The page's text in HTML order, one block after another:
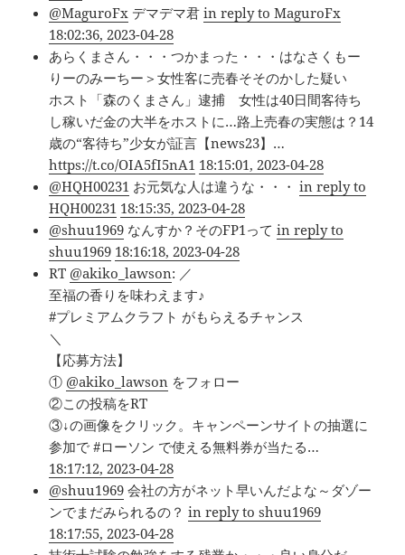
@MaguroFx デマデマ君in reply to MaguroFx
18:02:36, 2023-04-28
あらくまさん・・・つかまった・・・はなさくもー
りーのみーちー＞女性客に売春そそのかした疑い
ホスト「森のくまさん」逮捕 女性は40日間客待ち
し稼いだ金の大半をホストに…路上売春の実態は？14
歳の“客待ち”少女が証言【news23】…
https://t.co/OIA5fI5nA1 18:15:01, 2023-04-28
@HQH00231 お元気な人は違うな・・・in reply to
HQH00231 18:15:35, 2023-04-28
@shuu1969 なんすか？そのFP1ってin reply to
shuu1969 18:16:18, 2023-04-28
RT @akiko_lawson: ／
至福の香りを味わえます♪
#プレミアムクラフト がもらえるチャンス
＼
【応募方法】
① @akiko_lawson をフォロー
②この投稿をRT
③↓の画像をクリック。キャンペーンサイトの抽選に
参加で #ローソン で使える無料券が当たる…
18:17:12, 2023-04-28
@shuu1969 会社の方がネット早いんだよな～ダゾー
ンでまだみられるの？in reply to shuu1969
18:17:55, 2023-04-28